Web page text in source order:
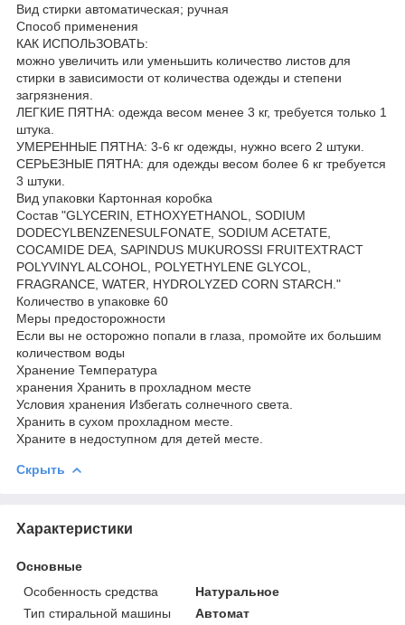
Вид стирки автоматическая; ручная
Способ применения
КАК ИСПОЛЬЗОВАТЬ:
можно увеличить или уменьшить количество листов для
стирки в зависимости от количества одежды и степени
загрязнения.
ЛЕГКИЕ ПЯТНА: одежда весом менее 3 кг, требуется только 1
штука.
УМЕРЕННЫЕ ПЯТНА: 3-6 кг одежды, нужно всего 2 штуки.
СЕРЬЕЗНЫЕ ПЯТНА: для одежды весом более 6 кг требуется
3 штуки.
Вид упаковки Картонная коробка
Состав "GLYCERIN, ETHOXYETHANOL, SODIUM
DODECYLBENZENESULFONATE, SODIUM ACETATE,
COCAMIDE DEA, SAPINDUS MUKUROSSI FRUITEXTRACT
POLYVINYL ALCOHOL, POLYETHYLENE GLYCOL,
FRAGRANCE, WATER, HYDROLYZED CORN STARCH."
Количество в упаковке 60
Меры предосторожности
Если вы не осторожно попали в глаза, промойте их большим
количеством воды
Хранение Температура
хранения Хранить в прохладном месте
Условия хранения Избегать солнечного света.
Хранить в сухом прохладном месте.
Храните в недоступном для детей месте.
Скрыть
Характеристики
Основные
Особенность средства
Натуральное
Тип стиральной машины
Автомат